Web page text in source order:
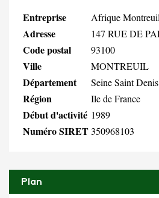
Entreprise Afrique Montreuil
Adresse 147 RUE DE
Code postal 93100
Ville MONTREUIL
Département Seine Saint Denis
Région Ile de France
Début d'activité 1989
Numéro SIRET350968103
Plan